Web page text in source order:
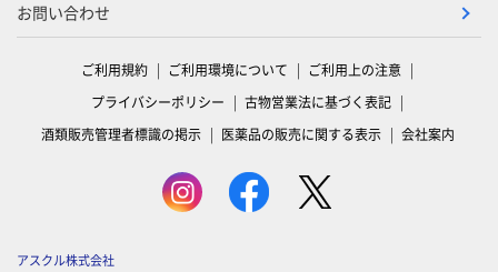
お問い合わせ
ご利用規約 ご利用環境について
ご利用上の注意
プライバシーポリシー
古物営業法に基づく表記
酒類販売管理者標識の掲示
医薬品の販売に関する表示 会社案内
アスクル株式会社